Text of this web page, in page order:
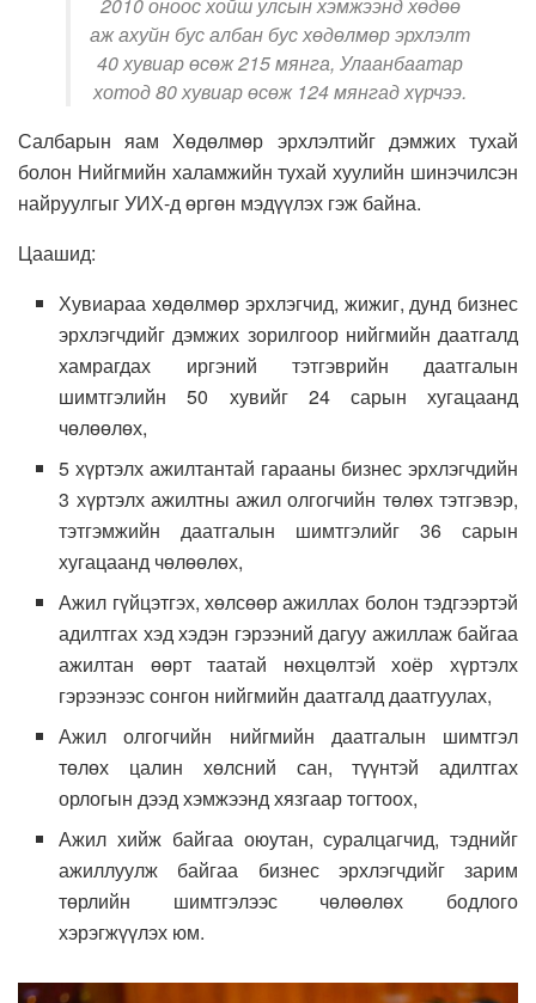
аж ахуйн бус албан бус хөдөлмөр эрхлэлт
40 хувиар өсөж 215 мянга, Улаанбаатар
хотод 80 хувиар өсөж 124 мянгад хүрчээ.
Салбарын яам Хөдөлмөр эрхлэлтийг дэмжих тухай
болон Нийгмийн халамжийн тухай хуулийн шинэчилсэн
найруулгыг УИХ-д өргөн мэдүүлэх гэж байна.
Цаашид:
Хувиараа хөдөлмөр эрхлэгчид, жижиг, дунд бизнес
эрхлэгчдийг дэмжих зорилгоор нийгмийн даатгалд
хамрагдах иргэний тэтгэврийн даатгалын
шимтгэлийн 50 хувийг 24 сарын хугацаанд
чөлөөлөх,
5 хүртэлх ажилтантай гарааны бизнес эрхлэгчдийн
3 хүртэлх ажилтны ажил олгогчийн төлөх тэтгэвэр,
тэтгэмжийн даатгалын шимтгэлийг 36 сарын
хугацаанд чөлөөлөх,
Ажил гүйцэтгэх, хөлсөөр ажиллах болон тэдгээртэй
адилтгах хэд хэдэн гэрээний дагуу ажиллаж байгаа
ажилтан өөрт таатай нөхцөлтэй хоёр хүртэлх
гэрээнээс сонгон нийгмийн даатгалд даатгуулах,
Ажил олгогчийн нийгмийн даатгалын шимтгэл
төлөх цалин хөлсний сан, түүнтэй адилтгах
орлогын дээд хэмжээнд хязгаар тогтоох,
Ажил хийж байгаа оюутан, суралцагчид, тэднийг
ажиллуулж байгаа бизнес эрхлэгчдийг зарим
төрлийн шимтгэлээс чөлөөлөх бодлого
хэрэгжүүлэх юм.